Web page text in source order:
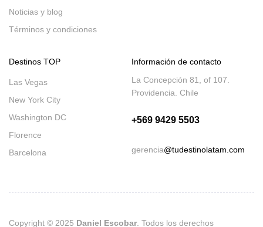
Noticias y blog
Términos y condiciones
Destinos TOP
Las Vegas
New York City
Washington DC
Florence
Barcelona
Información de contacto
La Concepción 81, of 107.
Providencia. Chile
+569 9429 5503
gerencia@tudestinolatam.com
Copyright © 2025 Daniel Escobar. Todos los derechos